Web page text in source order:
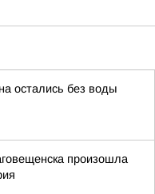
остались без воды
произошла